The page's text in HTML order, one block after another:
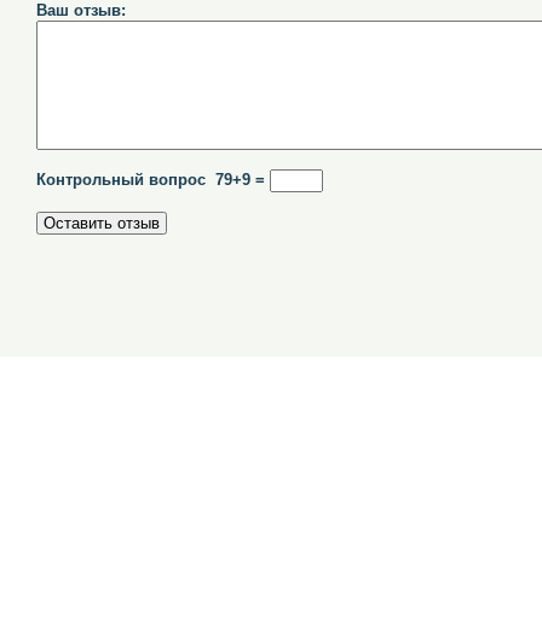
Ваш отзыв:
Контрольный вопрос 79+9 =